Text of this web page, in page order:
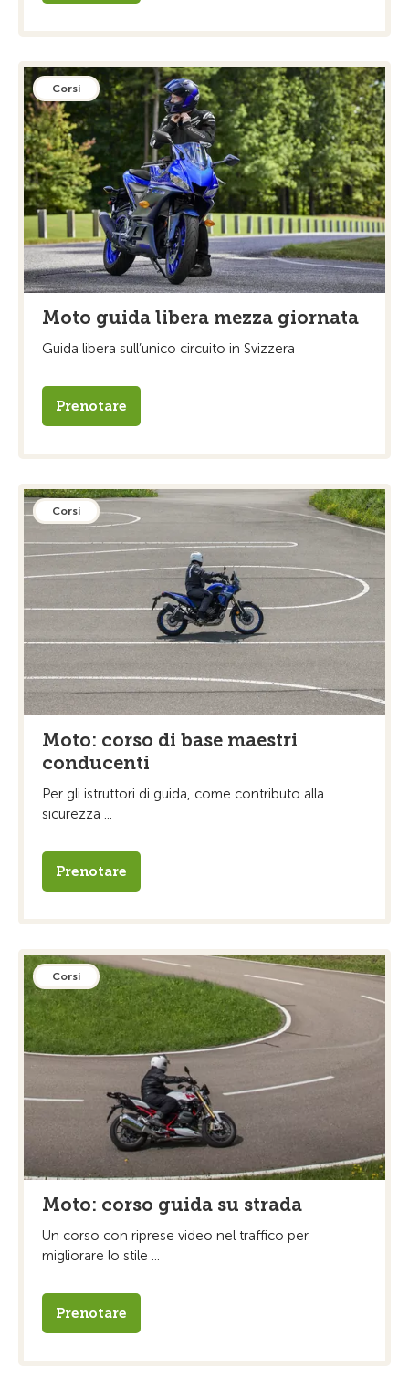
Corsi
Moto guida libera mezza giornata
Guida libera sull’unico circuito in Svizzera
Prenotare
Corsi
Moto: corso di base maestri
conducenti
Per gli istruttori di guida, come contributo alla
sicurezza ...
Prenotare
Corsi
Moto: corso guida su strada
Un corso con riprese video nel traffico per
migliorare lo stile ...
Prenotare